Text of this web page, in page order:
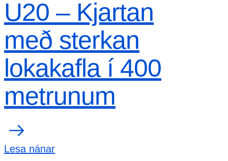
U20 – Kjartan
með sterkan
lokakafla í 400
metrunum
Lesa nánar